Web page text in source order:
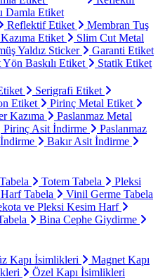
Damla Etiket
Reflektif Etiket
Membran Tuş
Etiket
Slim Cut Metal
Yaldız Sticker
Garanti Etiket
Baskılı Etiket Statik Etiket
Serigrafi Etiket
Etiket
Pirinç Metal Etiket
Kazıma
Paslanmaz Metal
Pirinç Asit İndirme
Paslanmaz
Bakır Asit İndirme
Totem Tabela
Pleksi
Tabela
Vinil Germe Tabela
ve Pleksi Kesim Harf
Bina Cephe Giydirme
Kapı İsimlikleri
Magnet Kapı
Özel Kapı İsimlikleri